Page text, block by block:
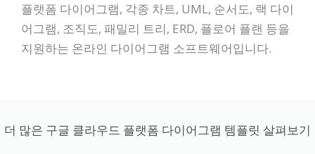
플랫폼 다이어그램, 각종 차트, UML, 순서도, 랙 다이
어그램, 조직도, 패밀리 트리, ERD, 플로어 플랜 등을
지원하는 온라인 다이어그램 소프트웨어입니다.
더 많은 구글 클라우드 플랫폼 다이어그램 템플릿 살펴보기